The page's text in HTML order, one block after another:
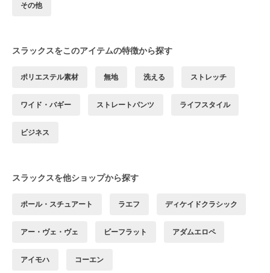
その他
スラックスをこのアイテムの特徴から探す
ポリエステル素材 無地 洗える ストレッチ
ワイド・バギー ストレートパンツ ライフスタイル
ビジネス
スラックスを他ショップから探す
ポール・スチュアート ラエフ ディケイドクラシック
アー・ヴェ・ヴェ ビーフラット アダムエロペ
アイモハ コーエン